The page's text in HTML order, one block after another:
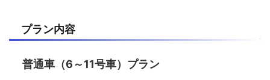
プラン内容
普通車（6～11号車）プラン